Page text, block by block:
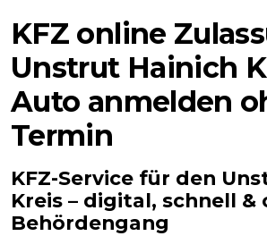
KFZ online
Unstrut Hainich
Auto anmelden
Termin
KFZ-Service für den
Kreis – digital, schnell &
Behördengang